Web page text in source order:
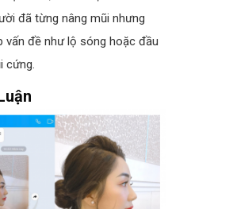
đã từng nâng mũi nhưng
vấn đề như lộ sóng hoặc đầu
cứng.